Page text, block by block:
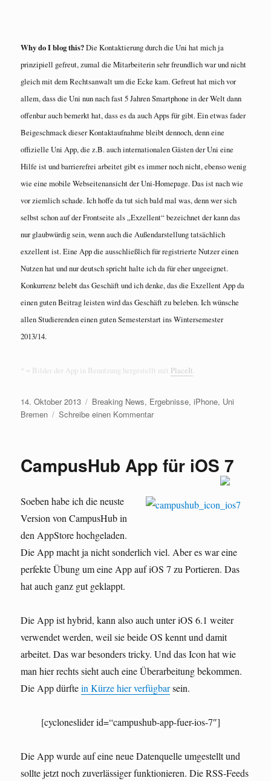
Why do I blog this?Die Kontaktierung durch die Uni hat mich ja
prinzipiell gefreut, zumal die Mitarbeiterin sehr freundlich war und nicht
gleich mit dem Rechtsanwalt um die Ecke kam. Gefreut hat mich vor
allem, dass die Uni nun nach fast 5 Jahren Smartphone in der Welt dann
offenbar auch bemerkt hat, dass es da auch Apps für gibt. Ein etwas fader
Beigeschmack dieser Kontaktaufnahme bleibt dennoch, denn eine
offizielle Uni App, die z.B. auch internationalen Gästen der Uni eine
Hilfe ist und barrierefrei arbeitet gibt es immer noch nicht, ebenso wenig
wie eine mobile Webseitenansicht der Uni-Homepage. Das ist nach wie
vor ziemlich schade. Ich hoffe da tut sich bald mal was, denn wer sich
selbst schon auf der Frontseite als „Exzellent“ bezeichnet der kann das
nur glaubwürdig sein, wenn auch die Außendarstellung tatsächlich
exzellent ist. Eine App die ausschließlich für registrierte Nutzer einen
Nutzen hat und nur deutsch spricht halte ich da für eher ungeeignet.
Konkurrenz belebt das Geschäft und ich denke, das die Exzellent App da
einen guten Beitrag leisten wird das Geschäft zu beleben. Ich wünsche
allen Studierenden einen guten Semesterstart ins Wintersemester
2013/14.
* = Bilder der App in Benutzung hergestellt mit PlaceIt.
Veröffentlicht
am
14. Oktober 2013 Kategorien
Breaking News, Ergebnisse,iPhone, Uni
Bremen
Schreibe einen Kommentarzu
Uni
die
CampusHub App für iOS 7
Soeben habe ich die neuste
Version von CampusHub in
den AppStore hochgeladen.
Die App macht ja nicht sonderlich viel. Aber es war eine
perfekte Übung um eine App auf iOS 7 zu Portieren. Das
hat auch ganz gut geklappt.
Die App ist hybrid, kann also auch unter iOS 6.1 weiter
verwendet werden, weil sie beide OS kennt und damit
arbeitet. Das war besonders tricky. Und das Icon hat wie
man hier rechts sieht auch eine Überarbeitung bekommen.
Die App dürftein Kürze hier verfügbarsein.
[cycloneslider id=“campushub-app-fuer-ios-7″]
Die App wurde auf eine neue Datenquelle umgestellt und
sollte jetzt noch zuverlässiger funktionieren. Die RSS-Feeds